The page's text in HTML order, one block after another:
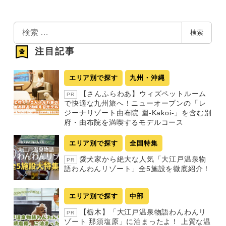
検
索
検索
注目記事
エリア別で探す 九州・沖縄
PR
【さんふらわあ】ウィズペットルーム
で快適な九州旅へ！ニューオープンの「レ
ジーナリゾート由布院 圍-Kakoi-」を含む別
府・由布院を満喫するモデルコース
エリア別で探す 全国特集
PR
愛犬家から絶大な人気「大江戸温泉物
語わんわんリゾート」全5施設を徹底紹介！
エリア別で探す 中部
PR
【栃木】「大江戸温泉物語わんわんリ
ゾート 那須塩原」に泊まったよ！ 上質な温